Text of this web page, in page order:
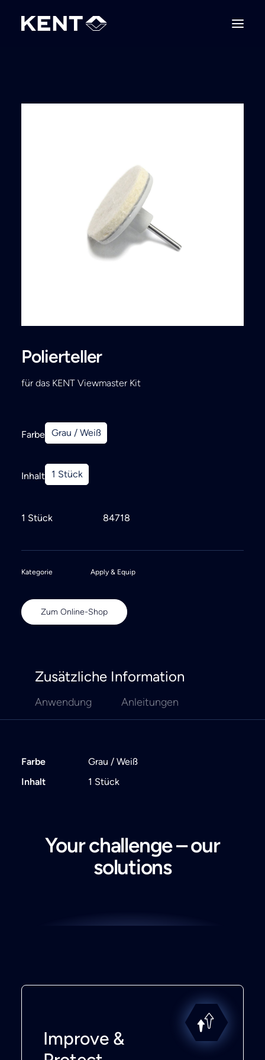
Polierteller
für das KENT Viewmaster Kit
Farbe Grau / Weiß
Inhalt 1 Stück
1 Stück 84718
Kategorie Apply & Equip
Zum Online-Shop
Zusätzliche Information
Anwendung Anleitungen
Farbe
Grau / Weiß
Inhalt
1 Stück
Your challenge – our
solutions
Improve &